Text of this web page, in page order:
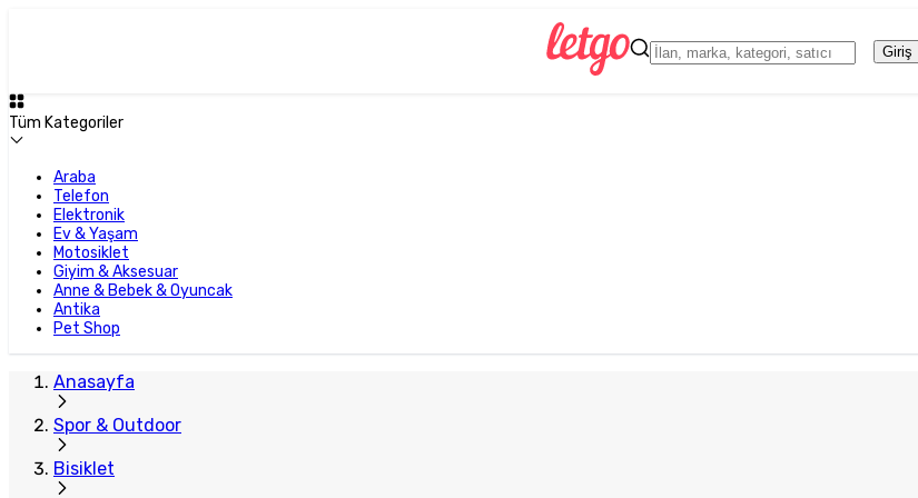
Giriş
Tüm Kategoriler
Araba
Telefon
Elektronik
Ev & Yaşam
Motosiklet
Giyim & Aksesuar
Anne & Bebek & Oyuncak
Antika
Pet Shop
Anasayfa
Spor & Outdoor
Bisiklet